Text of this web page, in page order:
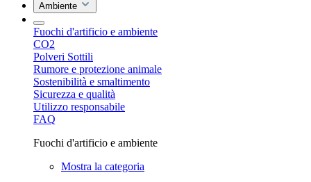
Ambiente
Fuochi d'artificio e ambiente
CO2
Polveri Sottili
Rumore e protezione animale
Sostenibilità e smaltimento
Sicurezza e qualità
Utilizzo responsabile
FAQ
Fuochi d'artificio e ambiente
Mostra la categoria